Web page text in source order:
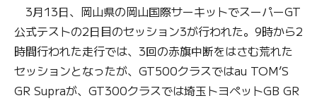
3月13日、岡山県の岡山国際サーキットでスーパーGT
公式テストの2日目のセッション3が行われた。9時から2
時間行われた走行では、3回の赤旗中断をはさむ荒れた
セッションとなったが、GT500クラスではau TOM’S
GR Supraが、GT300クラスでは埼玉トヨペットGB GR